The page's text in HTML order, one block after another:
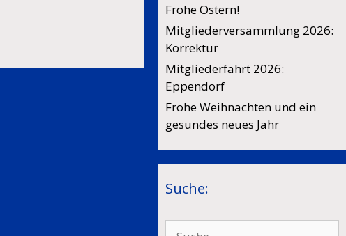
Frohe Ostern!
Mitgliederversammlung 2026:
Korrektur
Mitgliederfahrt 2026:
Eppendorf
Frohe Weihnachten und ein
gesundes neues Jahr
Suche: